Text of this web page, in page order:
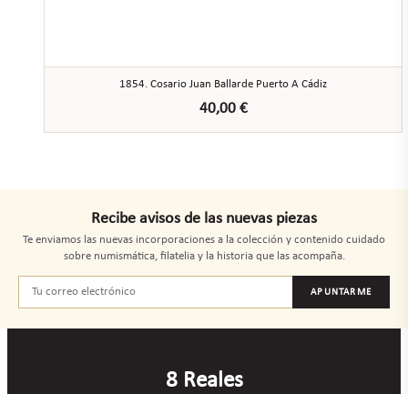
1854. Cosario Juan Ballarde Puerto A Cádiz
40,00 €
Recibe avisos de las nuevas piezas
Te enviamos las nuevas incorporaciones a la colección y contenido cuidado
sobre numismática, filatelia y la historia que las acompaña.
APUNTARME
8 Reales